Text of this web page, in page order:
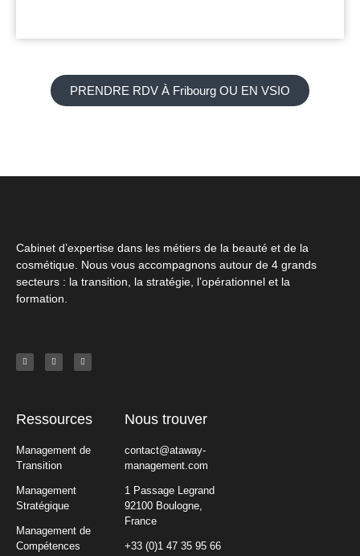
PRENDRE RDV À Fribourg OU EN VSIO
Cabinet d’expertise dans les métiers de la beauté et de la
cosmétique. Nous vous accompagnons autour de 4 grands
secteurs : la transition, la stratégie, l’opérationnel et la
formation.
Ressources
Management de
Transition
Management
Stratégique
Management de
Compétences
Nous trouver
contact@ataway-
management.com
1 Passage Legrand
92100 Boulogne,
France
+33 (0)1 47 35 95 66